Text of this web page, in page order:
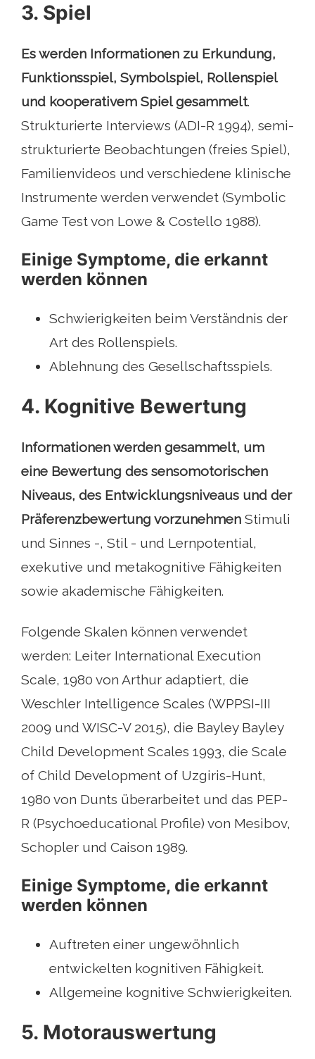
3. Spiel
Es werden Informationen zu Erkundung,
Funktionsspiel, Symbolspiel, Rollenspiel
und kooperativem Spiel gesammelt.
Strukturierte Interviews (ADI-R 1994), semi-
strukturierte Beobachtungen (freies Spiel),
Familienvideos und verschiedene klinische
Instrumente werden verwendet (Symbolic
Game Test von Lowe & Costello 1988).
Einige Symptome, die erkannt
werden können
Schwierigkeiten beim Verständnis der
Art des Rollenspiels.
Ablehnung des Gesellschaftsspiels.
4. Kognitive Bewertung
Informationen werden gesammelt, um
eine Bewertung des sensomotorischen
Niveaus, des Entwicklungsniveaus und der
Präferenzbewertung vorzunehmen Stimuli
und Sinnes -, Stil - und Lernpotential,
exekutive und metakognitive Fähigkeiten
sowie akademische Fähigkeiten.
Folgende Skalen können verwendet
werden: Leiter International Execution
Scale, 1980 von Arthur adaptiert, die
Weschler Intelligence Scales (WPPSI-III
2009 und WISC-V 2015), die Bayley Bayley
Child Development Scales 1993, die Scale
of Child Development of Uzgiris-Hunt,
1980 von Dunts überarbeitet und das PEP-
R (Psychoeducational Profile) von Mesibov,
Schopler und Caison 1989.
Einige Symptome, die erkannt
werden können
Auftreten einer ungewöhnlich
entwickelten kognitiven Fähigkeit.
Allgemeine kognitive Schwierigkeiten.
5. Motorauswertung